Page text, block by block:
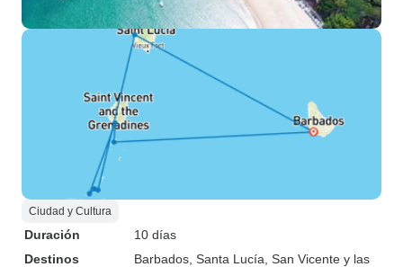
Ciudad y Cultura
Duración
10 días
Destinos
Barbados , Santa Lucía , San Vicente y las